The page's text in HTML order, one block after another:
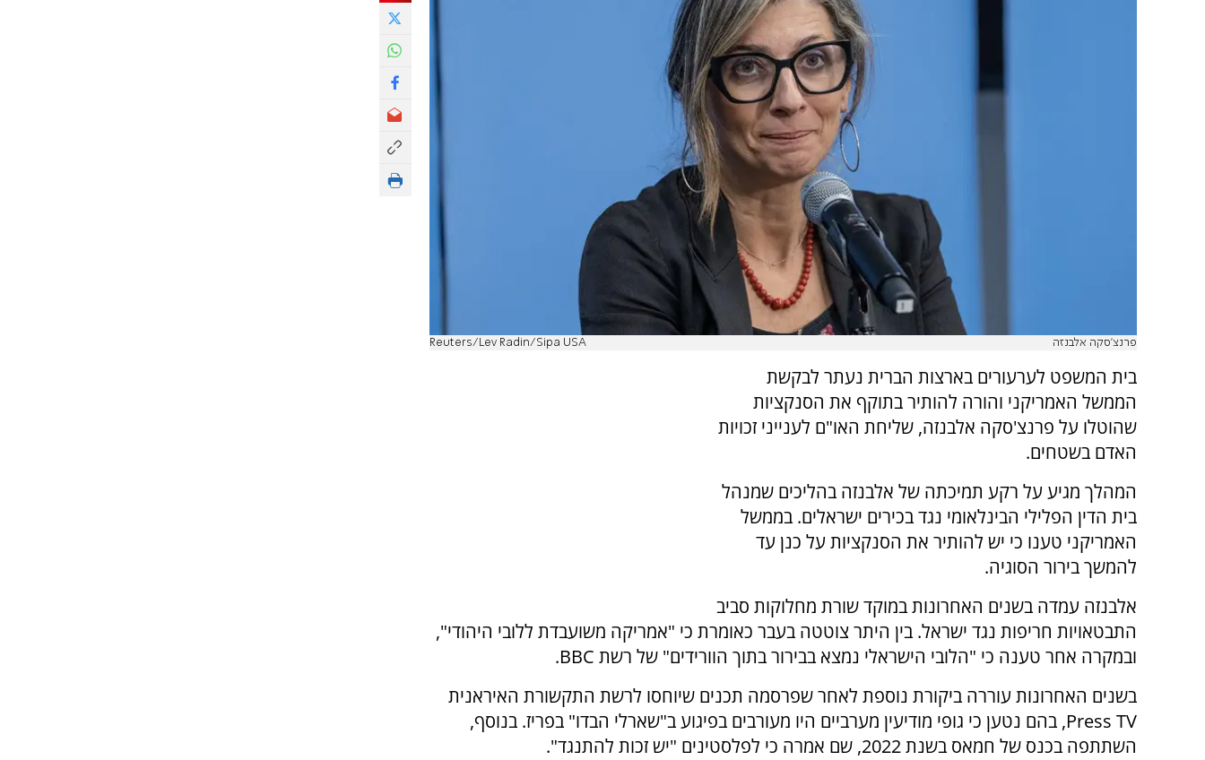
פרנצ'סקה אלבנזה Reuters/Lev Radin/Sipa USA
בית המשפט לערעורים בארצות הברית נעתר לבקשת
הממשל האמריקני והורה להותיר בתוקף את הסנקציות
שהוטלו על פרנצ'סקה אלבנזה, שליחת האו"ם לענייני זכויות
האדם בשטחים.
המהלך מגיע על רקע תמיכתה של אלבנזה בהליכים שמנהל
בית הדין הפלילי הבינלאומי נגד בכירים ישראלים. בממשל
האמריקני טענו כי יש להותיר את הסנקציות על כנן עד
להמשך בירור הסוגיה.
אלבנזה עמדה בשנים האחרונות במוקד שורת מחלוקות סביב
התבטאויות חריפות נגד ישראל. בין היתר צוטטה בעבר כאומרת כי "אמריקה משועבדת ללובי היהודי",
ובמקרה אחר טענה כי "הלובי הישראלי נמצא בבירור בתוך הוורידים" של רשת BBC.
בשנים האחרונות עוררה ביקורת נוספת לאחר שפרסמה תכנים שיוחסו לרשת התקשורת האיראנית
Press TV, בהם נטען כי גופי מודיעין מערביים היו מעורבים בפיגוע ב"שארלי הבדו" בפריז. בנוסף,
השתתפה בכנס של חמאס בשנת 2022, שם אמרה כי לפלסטינים "יש זכות להתנגד".